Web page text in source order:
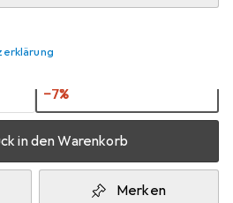
2 Stück
−7%
in den Warenkorb
Merken